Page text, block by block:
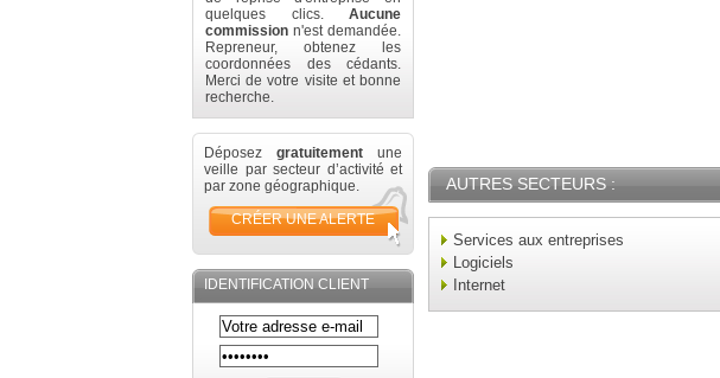
quelques clics. Aucune
commission n'est demandée.
Repreneur, obtenez les
coordonnées des cédants.
Merci de votre visite et bonne
recherche.
Déposez gratuitement une
veille par secteur d’activité et
par zone géographique.
CRÉER UNE ALERTE
IDENTIFICATION CLIENT
AUTRES SECTEURS :
Services aux entreprises
Logiciels
Internet